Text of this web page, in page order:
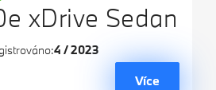
xDrive Sedan
4 / 2023
Více